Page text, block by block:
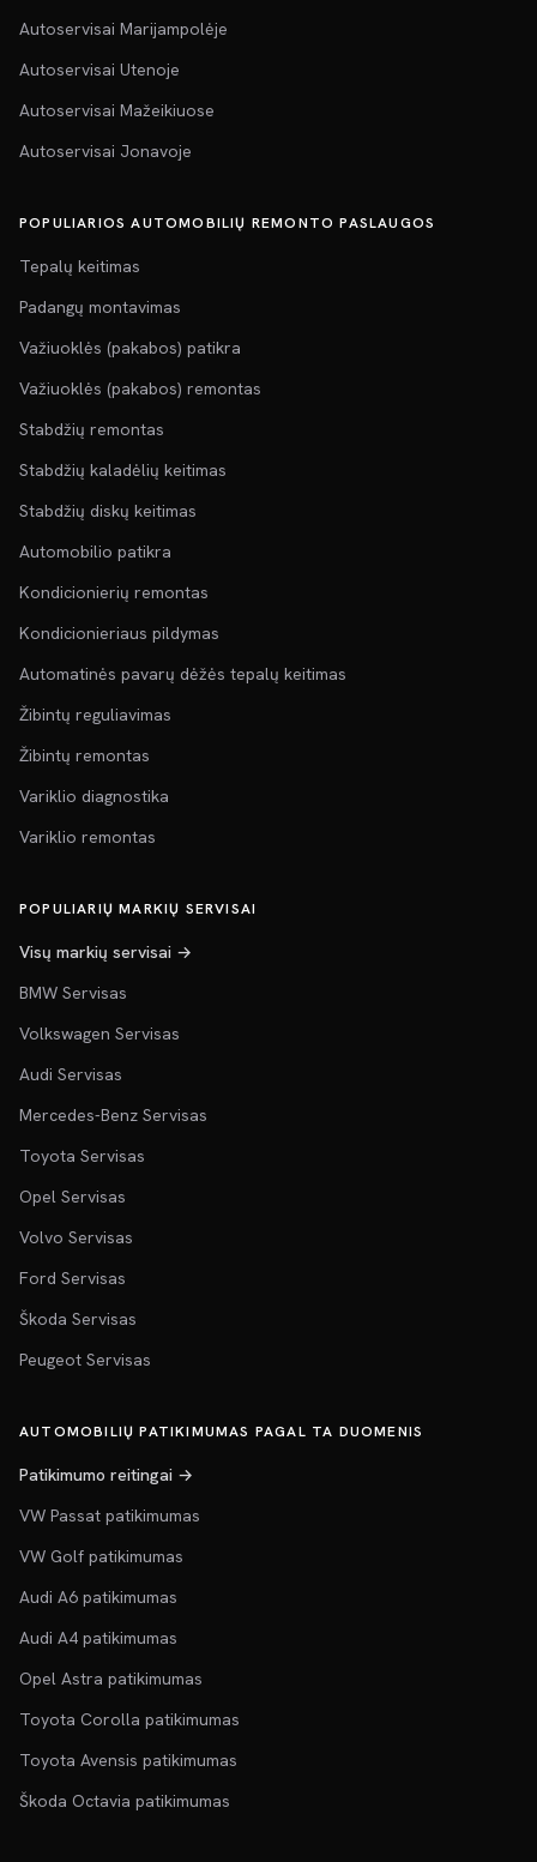
Autoservisai Marijampolėje
Autoservisai Utenoje
Autoservisai Mažeikiuose
Autoservisai Jonavoje
POPULIARIOS AUTOMOBILIŲ REMONTO PASLAUGOS
Tepalų keitimas
Padangų montavimas
Važiuoklės (pakabos) patikra
Važiuoklės (pakabos) remontas
Stabdžių remontas
Stabdžių kaladėlių keitimas
Stabdžių diskų keitimas
Automobilio patikra
Kondicionierių remontas
Kondicionieriaus pildymas
Automatinės pavarų dėžės tepalų keitimas
Žibintų reguliavimas
Žibintų remontas
Variklio diagnostika
Variklio remontas
POPULIARIŲ MARKIŲ SERVISAI
Visų markių servisai →
BMW Servisas
Volkswagen Servisas
Audi Servisas
Mercedes-Benz Servisas
Toyota Servisas
Opel Servisas
Volvo Servisas
Ford Servisas
Škoda Servisas
Peugeot Servisas
AUTOMOBILIŲ PATIKIMUMAS PAGAL TA DUOMENIS
Patikimumo reitingai →
VW Passat patikimumas
VW Golf patikimumas
Audi A6 patikimumas
Audi A4 patikimumas
Opel Astra patikimumas
Toyota Corolla patikimumas
Toyota Avensis patikimumas
Škoda Octavia patikimumas